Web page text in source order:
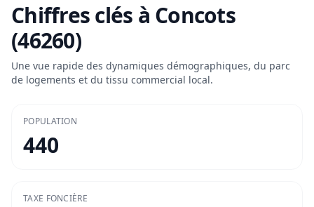
Chiffres clés à Concots
(46260)
Une vue rapide des dynamiques démographiques, du parc
de logements et du tissu commercial local.
POPULATION
440
TAXE FONCIÈRE